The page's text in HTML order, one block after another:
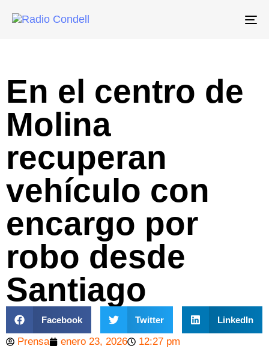
En el centro de
Molina
recuperan
vehículo con
encargo por
robo desde
Santiago
Facebook Twitter LinkedIn
Prensa enero 23, 2026 12:27 pm